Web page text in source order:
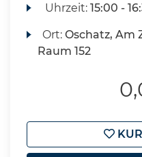
Uhrzeit:15:00 -
Ort:Oschatz, Am
Raum 152